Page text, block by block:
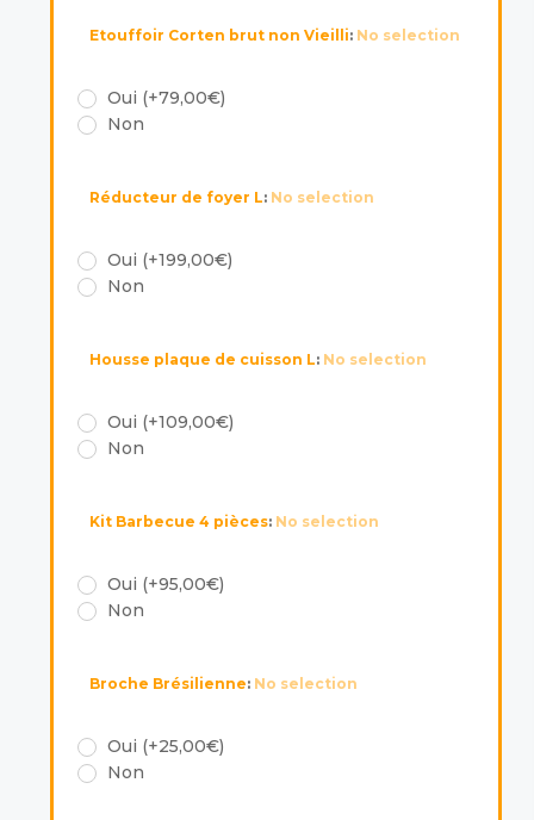
Etouffoir Corten brut non Vieilli: No selection
Oui (+79,00€)
Non
Réducteur de foyer L: No selection
Oui (+199,00€)
Non
Housse plaque de cuisson L: No selection
Oui (+109,00€)
Non
Kit Barbecue 4 pièces: No selection
Oui (+95,00€)
Non
Broche Brésilienne: No selection
Oui (+25,00€)
Non